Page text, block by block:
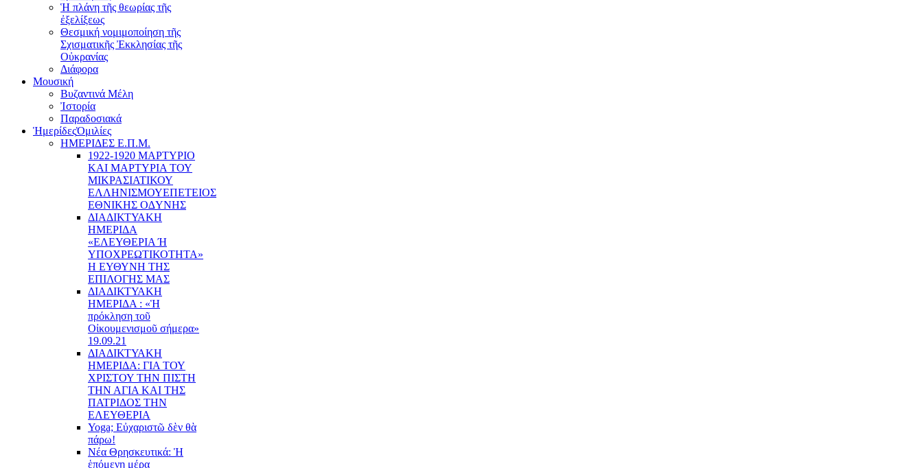
Ἡ πλάνη τῆς θεωρίας τῆς
ἐξελίξεως
Θεσμική νομιμοποίηση τῆς
Σχισματικῆς Ἐκκλησίας τῆς
Οὐκρανίας
Διάφορα
Μουσική
Βυζαντινά Μέλη
Ἰστορία
Παραδοσιακά
ἩμερίδεςὉμιλίες
ΗΜΕΡΙΔΕΣ Ε.Π.Μ.
1922-1920 ΜΑΡΤΥΡΙΟ
ΚΑI ΜΑΡΤΥΡIΑ ΤΟΥ
ΜΙΚΡΑΣΙΑΤΙΚΟΥ
EΛΛΗΝΙΣΜΟΥEΠEΤΕΙΟΣ
EΘΝΙΚHΣ O∆YΝΗΣ
ΔΙΑΔΙΚΤΥΑΚΗ
ΗΜΕΡΙΔΑ
«EΛΕΥΘΕΡΙΑ Ή
YΠΟΧΡΕΩΤΙΚΟΤΗΤΑ»
Η ΕΥΘΥΝΗ ΤΗΣ
EΠΙΛΟΓΗΣ ΜΑΣ
ΔΙΑΔΙΚΤΥΑΚΗ
ΗΜΕΡΙΔΑ : «Ἡ
πρόκληση τοῦ
Οἰκουμενισμοῦ σήμερα»
19.09.21
ΔΙΑΔΙΚΤΥΑΚΗ
ΗΜΕΡΙΔΑ: ΓΙΑ ΤΟΥ
ΧΡΙΣΤΟΥ ΤΗΝ ΠΙΣΤΗ
ΤΗΝ ΑΓΙΑ ΚΑΙ ΤΗΣ
ΠΑΤΡΙΔΟΣ ΤΗΝ
ΕΛΕΥΘΕΡΙΑ
Yoga; Εὐχαριστῶ δὲν θὰ
πάρω!
Νέα Θρησκευτικά: Ἡ
ἑπόμενη μέρα